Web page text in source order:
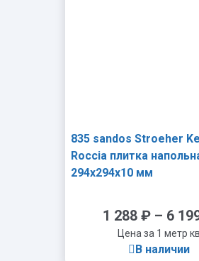
835 sandos Stroeher
Roccia плитка
294x294x10 мм
1 288 ₽ – 6
Цена за 1 метр кв
В наличии